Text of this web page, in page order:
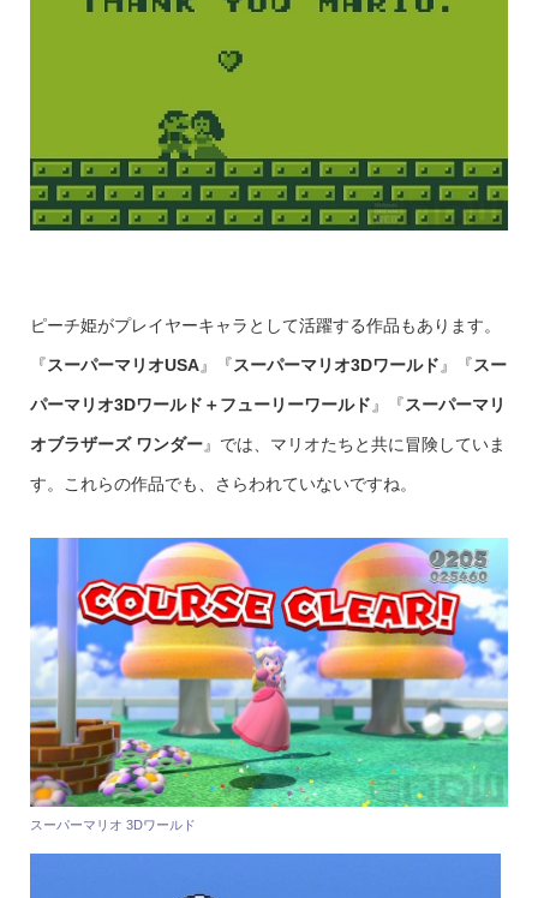
ピーチ姫がプレイヤーキャラとして活躍する作品もあります。
『スーパーマリオUSA』『スーパーマリオ3Dワールド 』『スー
パーマリオ3Dワールド＋フューリーワールド 』『スーパーマリ
オブラザーズ ワンダー』では、マリオたちと共に冒険していま
す。これらの作品でも、さらわれていないですね。
スーパーマリオ 3Dワールド